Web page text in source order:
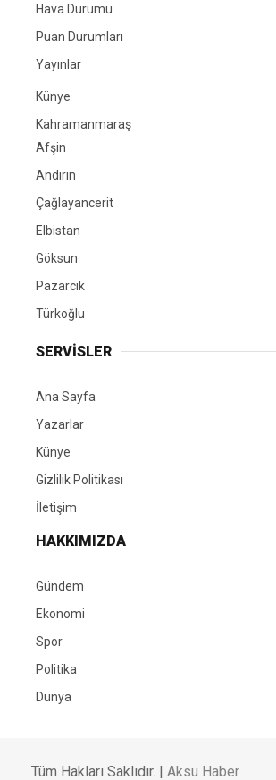
Hava Durumu
Puan Durumları
Yayınlar
Künye
Kahramanmaraş
Afşin
Andırın
Çağlayancerit
Elbistan
Göksun
Pazarcık
Türkoğlu
SERVİSLER
Ana Sayfa
Yazarlar
Künye
Gizlilik Politikası
İletişim
HAKKIMIZDA
Gündem
Ekonomi
Spor
Politika
Dünya
Tüm Hakları Saklıdır. | Aksu Haber